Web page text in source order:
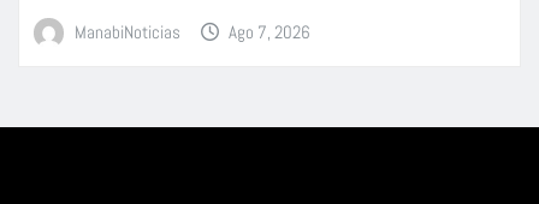
ManabiNoticias Ago 7, 2026